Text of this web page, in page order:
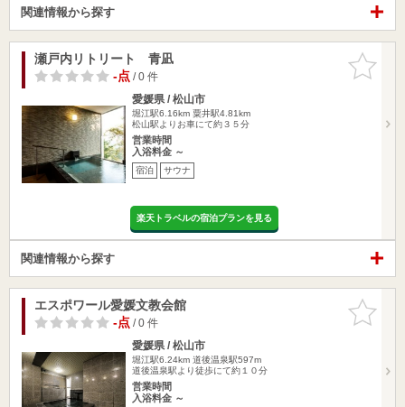
関連情報から探す
お気に入
りに追加
瀬戸内リトリート 青凪
-点/ 0 件
愛媛県 / 松山市
堀江駅6.16km 粟井駅4.81km
松山駅よりお車にて約３５分
営業時間
入浴料金 ～
宿泊 サウナ
楽天トラベルの宿泊プランを見る
関連情報から探す
お気に入
りに追加
エスポワール愛媛文教会館
-点/ 0 件
愛媛県 / 松山市
堀江駅6.24km 道後温泉駅597m
道後温泉駅より徒歩にて約１０分
営業時間
入浴料金 ～